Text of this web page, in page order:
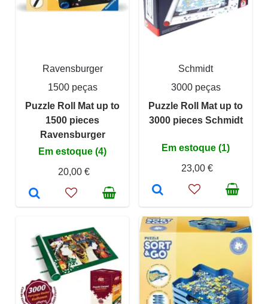
Ravensburger
1500 peças
Puzzle Roll Mat up to
1500 pieces
Ravensburger
Em estoque (4)
20,00 €
Schmidt
3000 peças
Puzzle Roll Mat up to
3000 pieces Schmidt
Em estoque (1)
23,00 €